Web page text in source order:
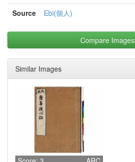
Source
Ebi(個人)
Compare Images
Similar Images